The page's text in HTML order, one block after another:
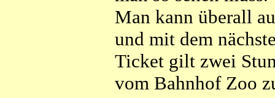
Man kann überall
und mit dem
Ticket gilt zwei
vom Bahnhof Zoo